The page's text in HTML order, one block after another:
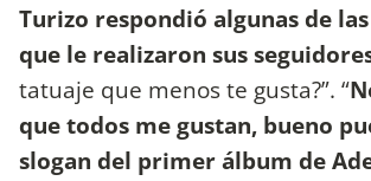
Turizo respondió algunas de
que le realizaron sus
tatuaje que menos te gusta?”. “
que todos me gustan, bueno
slogan del primer álbum de